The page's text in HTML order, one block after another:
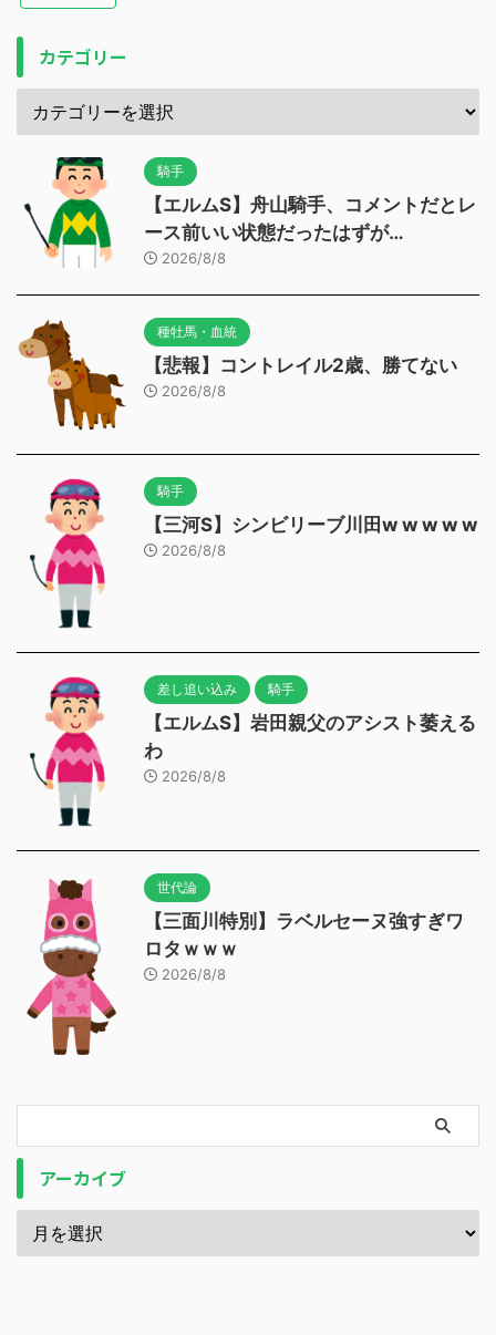
カテゴリー
騎手
【エルムS】舟山騎手、コメントだとレ
ース前いい状態だったはずが…
2026/8/8
種牡馬・血統
【悲報】コントレイル2歳、勝てない
2026/8/8
騎手
【三河S】シンビリーブ川田w w w w w
2026/8/8
差し追い込み 騎手
【エルムS】岩田親父のアシスト萎える
わ
2026/8/8
世代論
【三面川特別】ラベルセーヌ強すぎワ
ロタｗｗｗ
2026/8/8
アーカイブ